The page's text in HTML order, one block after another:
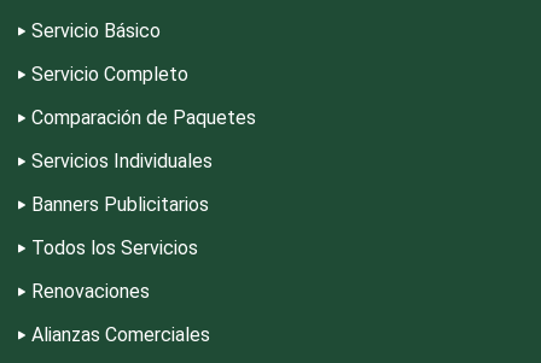
Dulcerías
Edecanes
Servicio Básico
Servicio Completo
Comparación de Paquetes
Servicios Individuales
Banners Publicitarios
Todos los Servicios
Renovaciones
Alianzas Comerciales